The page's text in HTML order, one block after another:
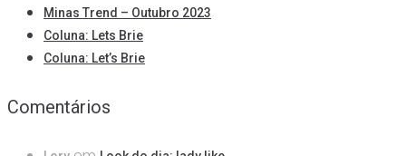
Minas Trend – Outubro 2023
Coluna: Lets Brie
Coluna: Let’s Brie
Comentários